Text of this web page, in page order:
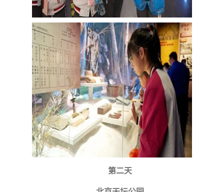
第二天